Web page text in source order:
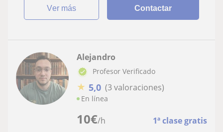
ver más Contactar
10€/h 1ª clase gratis
Alejandro
Profesor Verificado
★ 5,0 (3 valoraciones)
En línea